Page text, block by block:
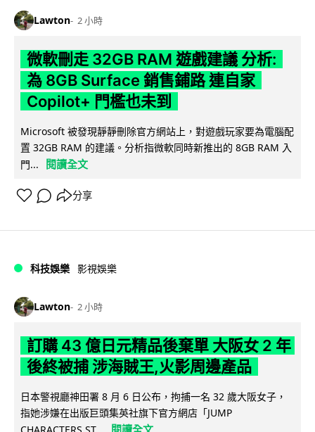
Lawton 2 小時
微軟刪走 32GB RAM 遊戲建議 分析:
為 8GB Surface 銷售鋪路 連自家
Copilot+ 門檻也未到
Microsoft 被發現靜靜刪除官方網站上，對遊戲玩家要為電腦配
置 32GB RAM 的建議。分析指微軟同時新推出的 8GB RAM 入
門...
閱讀全文
分享
科技娛樂 影視娛樂
Lawton 2 小時
訂購 43 億日元精品後棄單 大阪女 2 年
後終被捕 涉海賊王,火影周邊產品
日本警視廳神田署 8 月 6 日公布，拘捕一名 32 歲大阪女子，
指她涉嫌在出版巨頭集英社旗下官方網店「JUMP
CHARACTERS ST...
閱讀全文